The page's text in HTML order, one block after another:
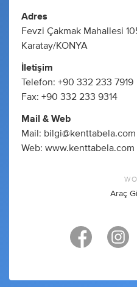
Adres
Fevzi Çakmak Mahallesi
Karatay/KONYA
İletişim
Telefon: +90 332 233 7919
Fax: +90 332 233 9314
Mail & Web
Mail: bilgi@kenttabela.com
Web: www.kenttabela.com
Araç